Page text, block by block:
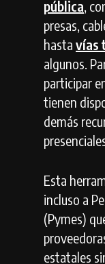
pública,
presas,
hasta vías
algunos.
participar
tienen
demás
Esta
incluso a
(Pymes)
estatales